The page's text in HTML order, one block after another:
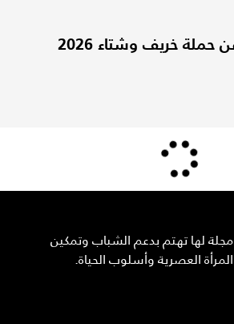
Miu Miu تكشف عن حملة خريف وشتاء 2026
مجلة لها تهتم بدعم الشباب وتمكين
المرأة العصرية وأسلوب الحياة.